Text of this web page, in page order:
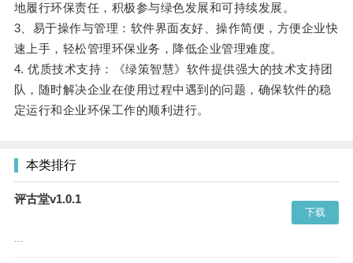
地履行环保责任，积极参与绿色发展和可持续发展。
3、易于操作与管理：软件界面友好、操作简便，方便企业快
速上手，轻松管理环保业务，降低企业管理难度。
4. 优质技术支持：《绿策智慧》软件提供强大的技术支持团
队，随时解决企业在使用过程中遇到的问题，确保软件的稳
定运行和企业环保工作的顺利进行。
本类排行
评古堂v1.0.1
...
下载